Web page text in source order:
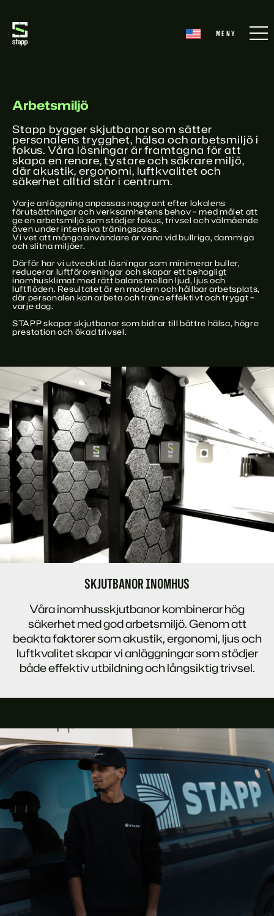
Arbetsmiljö
Stapp bygger skjutbanor som sätter
personalens trygghet, hälsa och arbetsmiljö i
fokus. Våra lösningar är framtagna för att
skapa en renare, tystare och säkrare miljö,
där akustik, ergonomi, luftkvalitet och
säkerhet alltid står i centrum.
Varje anläggning anpassas noggrant efter lokalens
förutsättningar och verksamhetens behov – med målet att
ge en arbetsmiljö som stödjer fokus, trivsel och välmående
även under intensiva träningspass.
Vi vet att många användare är vana vid bullriga, dammiga
och slitna miljöer.
Därför har vi utvecklat lösningar som minimerar buller,
reducerar luftföroreningar och skapar ett behagligt
inomhusklimat med rätt balans mellan ljud, ljus och
luftflöden. Resultatet är en modern och hållbar arbetsplats,
där personalen kan arbeta och träna effektivt och tryggt –
varje dag.
STAPP skapar skjutbanor som bidrar till bättre hälsa, högre
prestation och ökad trivsel.
SKJUTBANOR INOMHUS
Våra inomhusskjutbanor kombinerar hög
säkerhet med god arbetsmiljö. Genom att
beakta faktorer som akustik, ergonomi, ljus och
luftkvalitet skapar vi anläggningar som stödjer
både effektiv utbildning och långsiktig trivsel.